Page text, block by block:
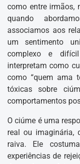
como entre irmãos,
quando
associamos aos
um sentimento
complexo e
interpretam como
como “quem ama
tóxicas sobre
comportamentos
O ciúme é uma
real ou imaginária,
raiva. Ele
experiências de